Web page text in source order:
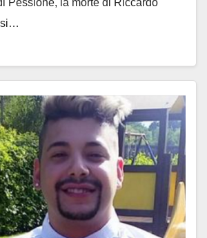
Pessione, la morte di Riccardo